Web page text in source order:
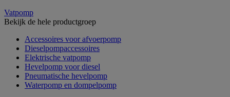
Vatpomp
Bekijk de hele productgroep
Accessoires voor afvoerpomp
Dieselpompaccessoires
Elektrische vatpomp
Hevelpomp voor diesel
Pneumatische hevelpomp
Waterpomp en dompelpomp